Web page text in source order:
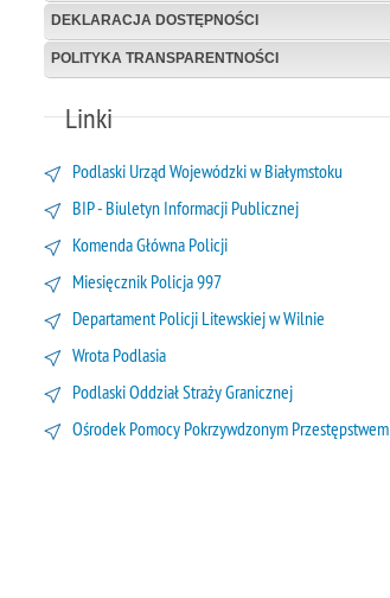
DEKLARACJA DOSTĘPNOŚCI
POLITYKA TRANSPARENTNOŚCI
Linki
Podlaski Urząd Wojewódzki w Białymstoku
BIP - Biuletyn Informacji Publicznej
Komenda Główna Policji
Miesięcznik Policja 997
Departament Policji Litewskiej w Wilnie
Wrota Podlasia
Podlaski Oddział Straży Granicznej
Ośrodek Pomocy Pokrzywdzonym Przestępstwem